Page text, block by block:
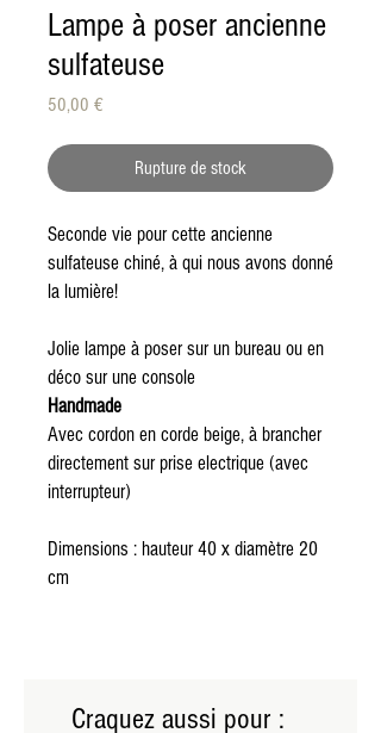
Lampe à poser ancienne
sulfateuse
50,00 €Prix
Rupture de stock
Seconde vie pour cette ancienne
sulfateuse chiné, à qui nous avons donné
la lumière!
Jolie lampe à poser sur un bureau ou en
déco sur une console
Handmade
Avec cordon en corde beige, à brancher
directement sur prise electrique (avec
interrupteur)
Dimensions : hauteur 40 x diamètre 20
cm
Craquez aussi pour :